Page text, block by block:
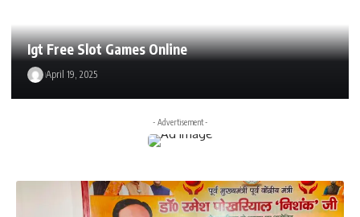
Igt Free Slot Games Online
April 19, 2025
- Advertisement -